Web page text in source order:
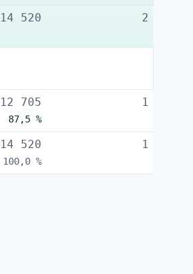
14 520 2
12 705
87,5 %
1
14 520
100,0 %
1